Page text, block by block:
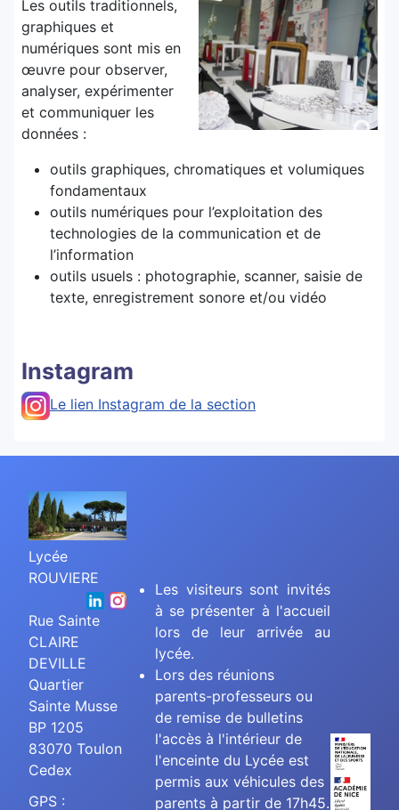
Les outils traditionnels,
graphiques et
numériques sont mis en
œuvre pour observer,
analyser, expérimenter
et communiquer les
données :
outils graphiques, chromatiques et volumiques
fondamentaux
outils numériques pour l’exploitation des
technologies de la communication et de
l’information
outils usuels : photographie, scanner, saisie de
texte, enregistrement sonore et/ou vidéo
Instagram
Le lien Instagram de la section
Lycée
ROUVIERE
Rue Sainte
CLAIRE
DEVILLE
Quartier
Sainte Musse
BP 1205
83070 Toulon
Cedex
GPS :
Les visiteurs sont invités
à se présenter à l'accueil
lors de leur arrivée au
lycée.
Lors des réunions
parents-professeurs ou
de remise de bulletins
l'accès à l'intérieur de
l'enceinte du Lycée est
permis aux véhicules des
parents à partir de 17h45.